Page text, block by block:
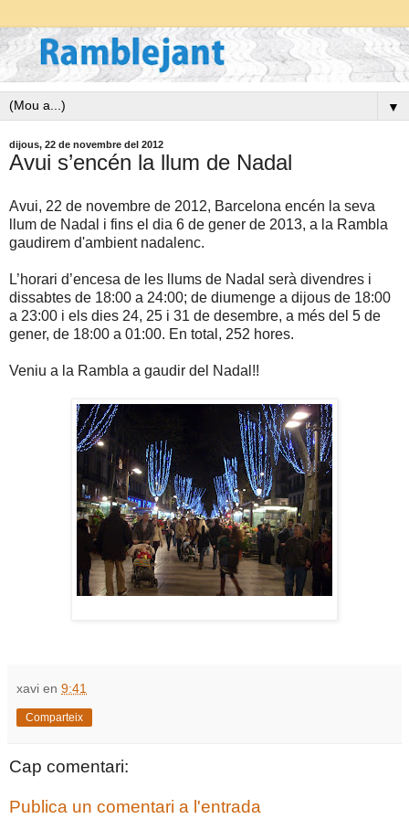
▼
dijous, 22 de novembre del 2012
Avui s’encén la llum de Nadal
Avui, 22 de novembre de 2012, Barcelona encén la seva
llum de Nadal i fins el dia 6 de gener de 2013, a la Rambla
gaudirem d'ambient nadalenc.
L’horari d’encesa de les llums de Nadal serà divendres i
dissabtes de 18:00 a 24:00; de diumenge a dijous de 18:00
a 23:00 i els dies 24, 25 i 31 de desembre, a més del 5 de
gener, de 18:00 a 01:00. En total, 252 hores.
Veniu a la Rambla a gaudir del Nadal!!
xavi en 9:41
Comparteix
Cap comentari:
Publica un comentari a l'entrada